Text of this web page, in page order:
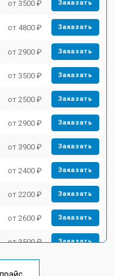
от 3500 ₽ Заказать
от 4800 ₽ Заказать
от 2900 ₽ Заказать
от 3500 ₽ Заказать
от 2500 ₽ Заказать
от 2900 ₽ Заказать
от 3900 ₽ Заказать
от 2400 ₽ Заказать
от 2200 ₽ Заказать
от 2600 ₽ Заказать
от 3500 ₽ Заказать